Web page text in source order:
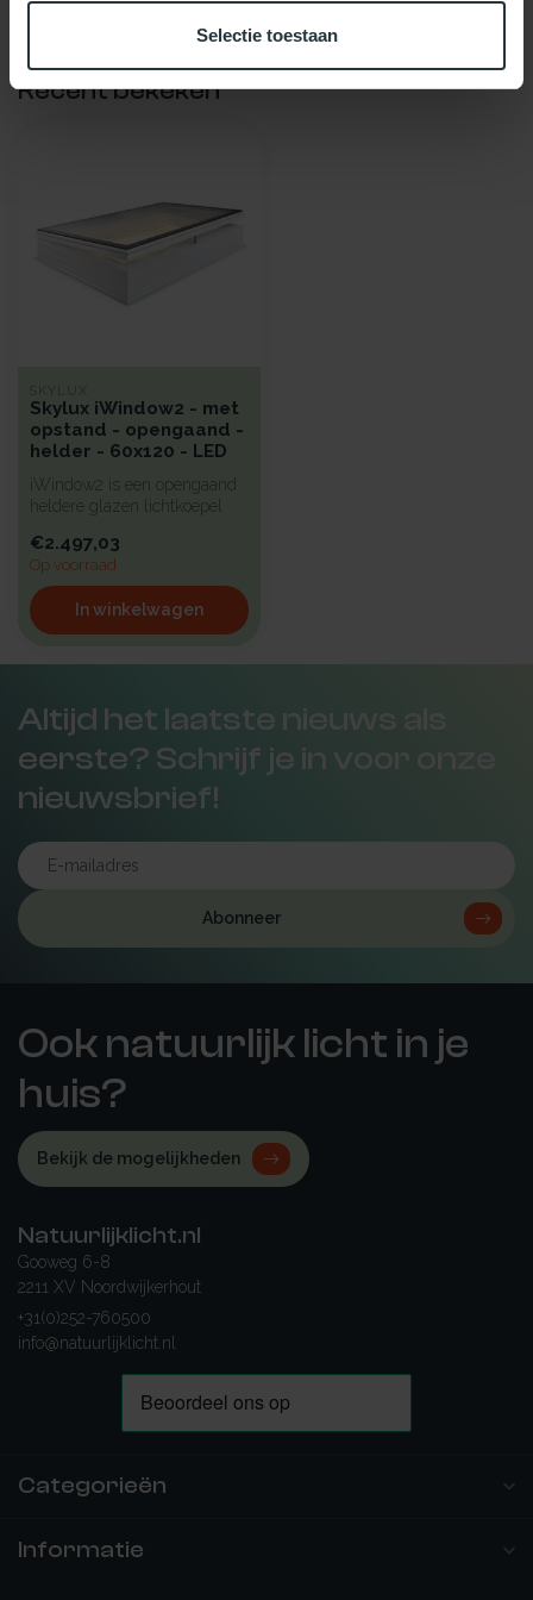
Selectie toestaan
Recent bekeken
SKYLUX
Skylux iWindow2 - met
opstand - opengaand -
helder - 60x120 - LED
iWindow2 is een opengaand
heldere glazen lichtkoepel
€2.497,03
Op voorraad
In winkelwagen
Altijd het laatste nieuws als
eerste? Schrijf je in voor onze
nieuwsbrief!
Abonneer
Ook natuurlijk licht in je
huis?
Bekijk de mogelijkheden
Natuurlijklicht.nl
Gooweg 6-8
2211 XV Noordwijkerhout
+31(0)252-760500
info@natuurlijklicht.nl
Categorieën
Informatie